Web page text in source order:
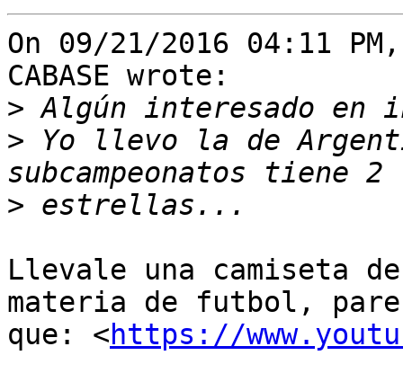
On 09/21/2016 04:11
CABASE wrote:
>
> Yo llevo la de
>
Llevale una camiseta
materia de futbol,
que: <https://